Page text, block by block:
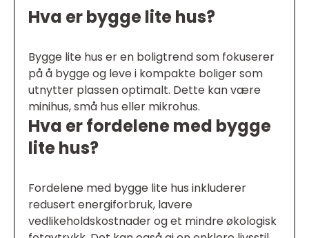
Hva er bygge lite hus?
Bygge lite hus er en boligtrend som fokuserer
på å bygge og leve i kompakte boliger som
utnytter plassen optimalt. Dette kan være
minihus, små hus eller mikrohus.
Hva er fordelene med bygge
lite hus?
Fordelene med bygge lite hus inkluderer
redusert energiforbruk, lavere
vedlikeholdskostnader og et mindre økologisk